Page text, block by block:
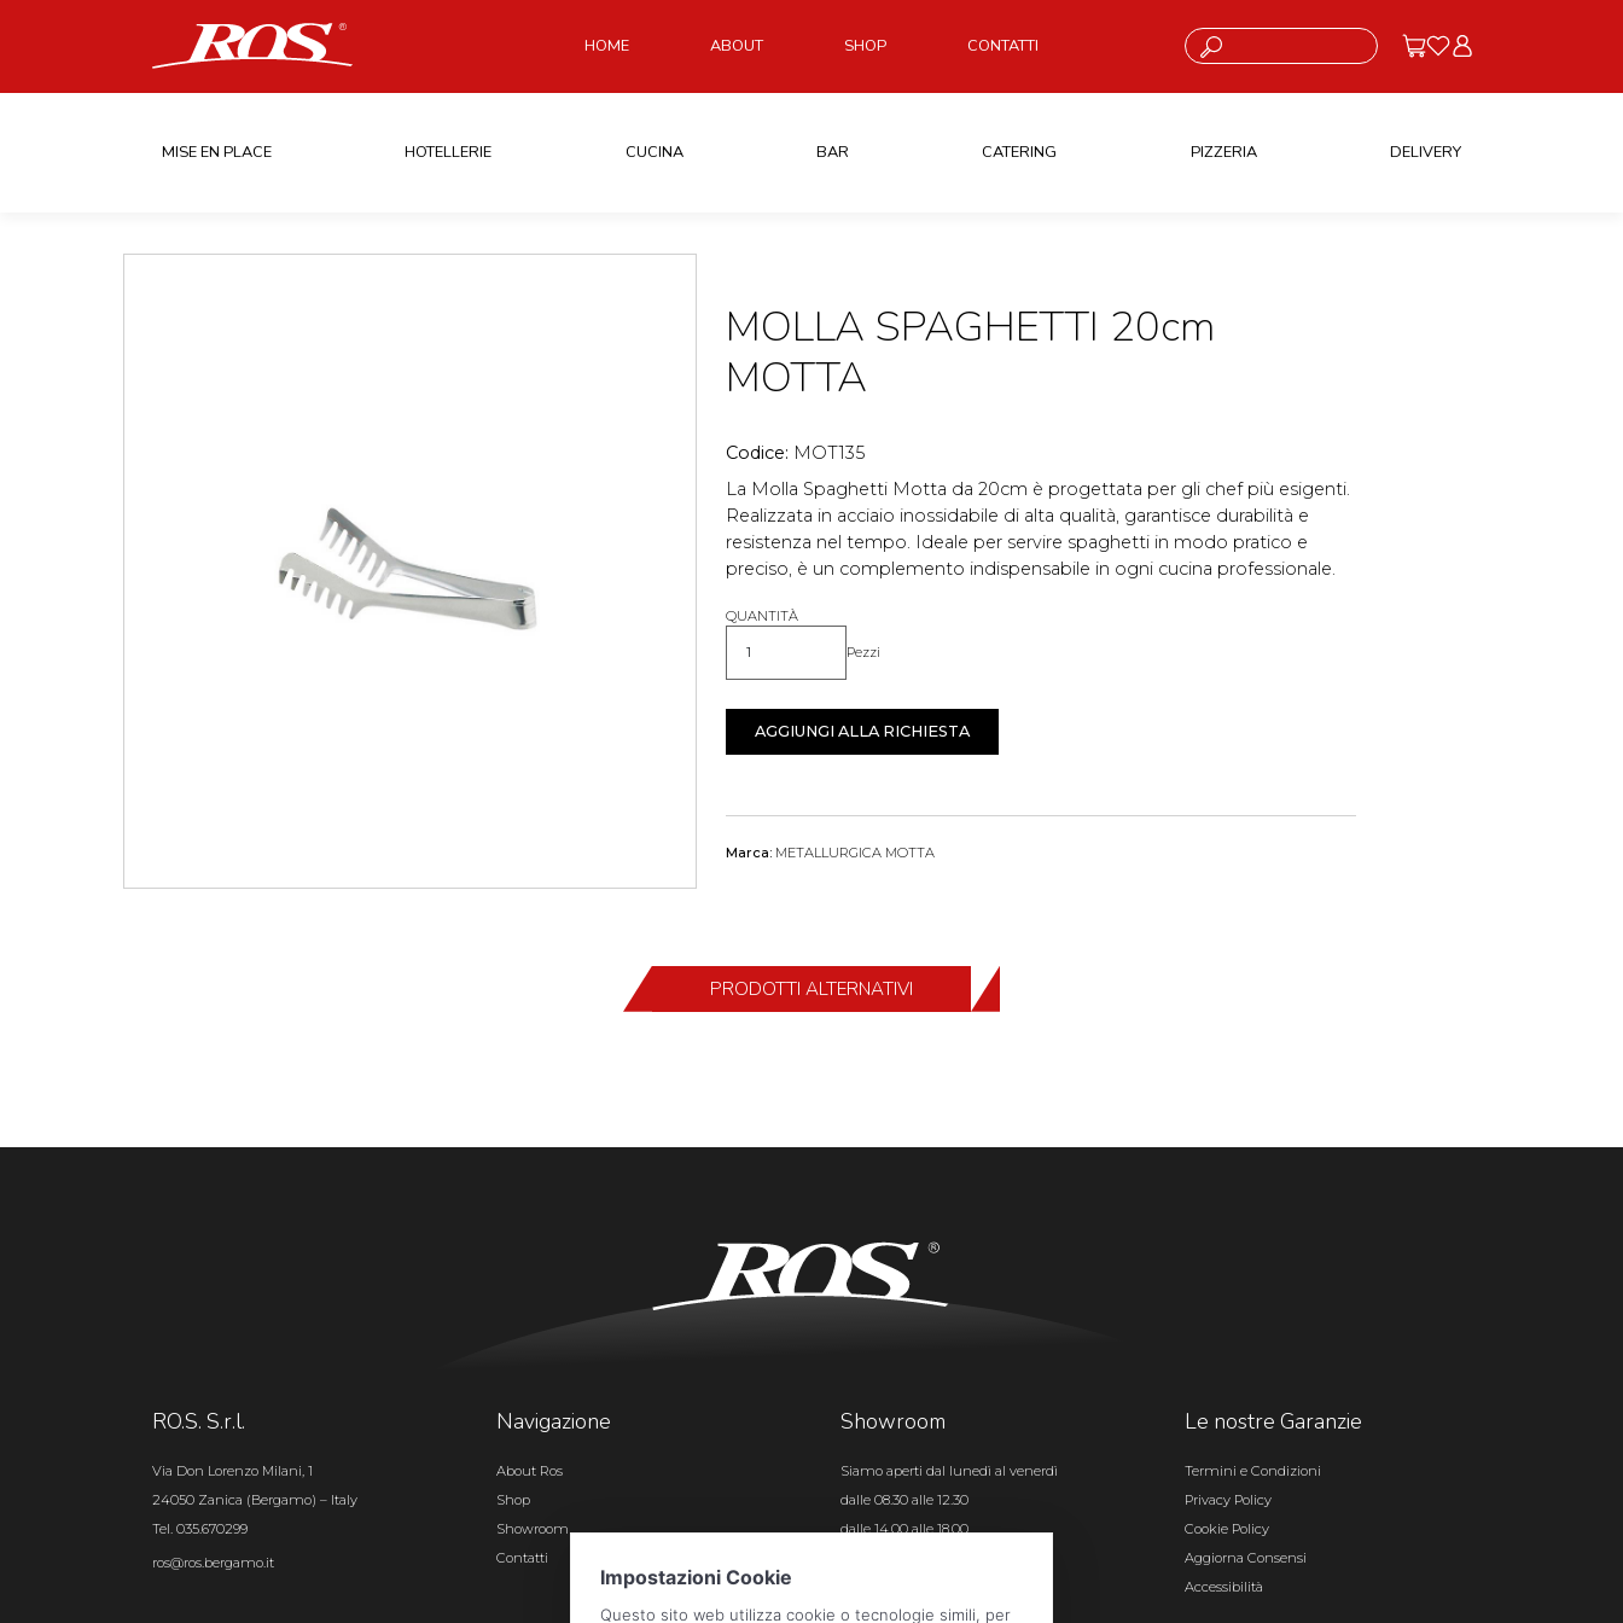
HOME ABOUT SHOP CONTATTI Cosa stai cercando?
MISE EN PLACE HOTELLERIE CUCINA BAR CATERING PIZZERIA DELIVERY
MOLLA SPAGHETTI 20cm
MOTTA
Codice: MOT135
La Molla Spaghetti Motta da 20cm è progettata per gli chef più esigenti.
Realizzata in acciaio inossidabile di alta qualità, garantisce durabilità e
resistenza nel tempo. Ideale per servire spaghetti in modo pratico e
preciso, è un complemento indispensabile in ogni cucina professionale.
QUANTITÀ
Quantità Pezzi
AGGIUNGI ALLA RICHIESTA
Marca: METALLURGICA MOTTA
PRODOTTI ALTERNATIVI
RO.S. S.r.l.
Via Don Lorenzo Milani, 1
24050 Zanica (Bergamo) – Italy
Tel. 035.670299
ros@ros.bergamo.it
Navigazione
About Ros
Shop
Showroom
Contatti
Showroom
Siamo aperti dal lunedì al venerdì
dalle 08.30 alle 12.30
dalle 14.00 alle 18.00
Le nostre Garanzie
Termini e Condizioni
Privacy Policy
Cookie Policy
Aggiorna Consensi
Accessibilità